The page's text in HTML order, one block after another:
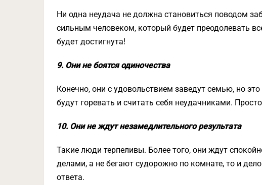
Ни одна неудача не должна становиться поводом
сильным человеком, который будет преодолевать
будет достигнута!
9. Они не боятся одиночества
Конечно, они с удовольствием заведут семью, но
будут горевать и считать себя неудачниками.
10. Они не ждут незамедлительного результата
Такие люди терпеливы. Более того, они ждут
делами, а не бегают судорожно по комнате, то и
ответа.